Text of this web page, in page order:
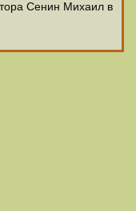
Сенин Михаил в